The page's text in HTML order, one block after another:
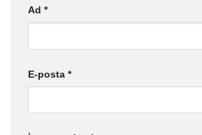
Ad *
E-posta *